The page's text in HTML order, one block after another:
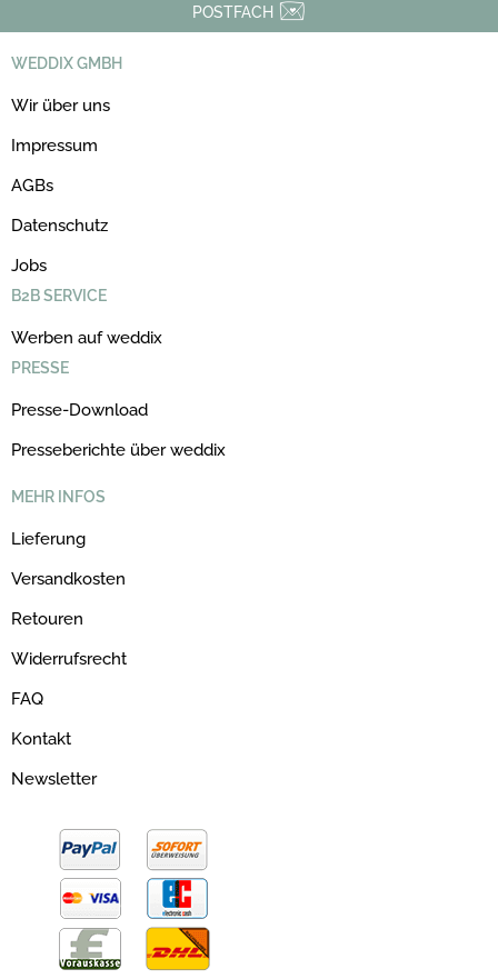
POSTFACH
WEDDIX GMBH
Wir über uns
Impressum
AGBs
Datenschutz
Jobs
B2B SERVICE
Werben auf weddix
PRESSE
Presse-Download
Presseberichte über weddix
MEHR INFOS
Lieferung
Versandkosten
Retouren
Widerrufsrecht
FAQ
Kontakt
Newsletter